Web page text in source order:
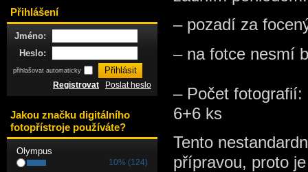
– pozadí za
– na fotce nesmí
– Počet fotografií:
6+6 ks
Tento
přípravou, proto
Přihlášení
Jméno:
Heslo:
přihlašovat automaticky
Registrovat Poslat heslo
Jakou značku digitálního
fotopřístroje používáte?
Olympus
10% (124)